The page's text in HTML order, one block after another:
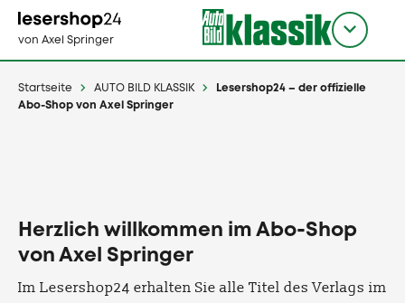
zum
Inhalt
von Axel Springer
Titel
Startseite AUTO BILD KLASSIK
Lesershop24 – der offizielle
Abo-Shop von Axel Springer
Herzlich willkommen im Abo-Shop
von Axel Springer
Im Lesershop24 erhalten Sie alle Titel des Verlags im